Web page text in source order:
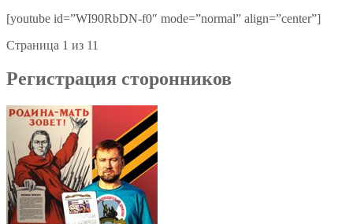
[youtube id=”WI90RbDN-f0″ mode=”normal” align=”center”]
Страница 1 из 11
Регистрация сторонников